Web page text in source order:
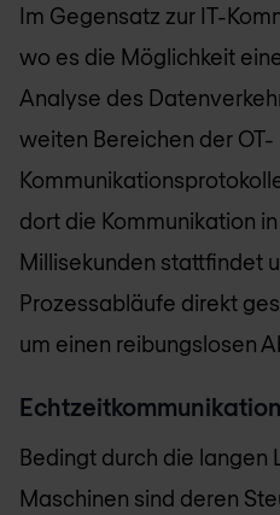
Im Gegensatz zur IT-
wo es die Möglichkeit
Analyse des
weiten Bereichen der OT-
dort die Kommunikation
Millisekunden stattfindet
Prozessabläufe direkt
um einen reibungslosen
Echtzeitkommunikation
Bedingt durch die langen
Maschinen sind deren